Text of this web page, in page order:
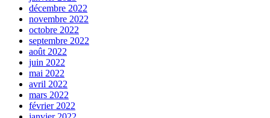
décembre 2022
novembre 2022
octobre 2022
septembre 2022
août 2022
juin 2022
mai 2022
avril 2022
mars 2022
février 2022